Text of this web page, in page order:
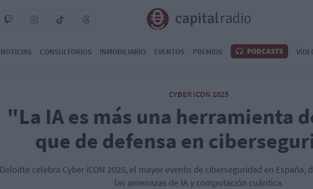
NOTICIAS CONSULTORIOS INMOBILIARIO EVENTOS PREMIOS PODCASTS
CYBER ICON 2025
"La IA es más una herramienta
que de defensa en
Deloitte celebra Cyber iCON 2025, el mayor evento de ciberseguridad en España,
las amenazas de IA y computación cuántica.